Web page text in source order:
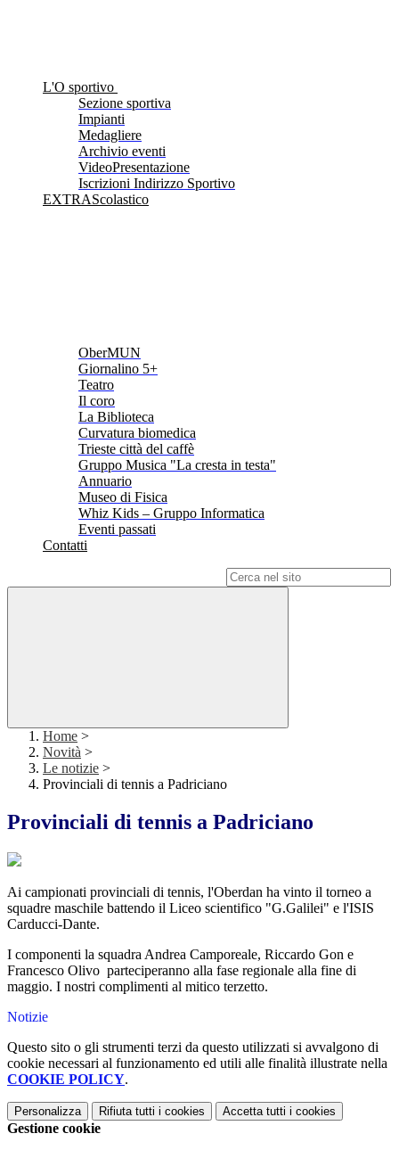
L'O sportivo
Sezione sportiva
Impianti
Medagliere
Archivio eventi
VideoPresentazione
Iscrizioni Indirizzo Sportivo
EXTRAScolastico
OberMUN
Giornalino 5+
Teatro
Il coro
La Biblioteca
Curvatura biomedica
Trieste città del caffè
Gruppo Musica "La cresta in testa"
Annuario
Museo di Fisica
Whiz Kids – Gruppo Informatica
Eventi passati
Contatti
Home >
Novità >
Le notizie >
Provinciali di tennis a Padriciano
Provinciali di tennis a Padriciano
Ai campionati provinciali di tennis, l'Oberdan ha vinto il torneo a
squadre maschile battendo il Liceo scientifico "G.Galilei" e l'ISIS
Carducci-Dante.
I componenti la squadra Andrea Camporeale, Riccardo Gon e
Francesco Olivo parteciperanno alla fase regionale alla fine di
maggio. I nostri complimenti al mitico terzetto.
Notizie
Questo sito o gli strumenti terzi da questo utilizzati si avvalgono di
cookie necessari al funzionamento ed utili alle finalità illustrate nella
COOKIE POLICY.
Personalizza Rifiuta tutti i cookies Accetta tutti i cookies
Gestione cookie